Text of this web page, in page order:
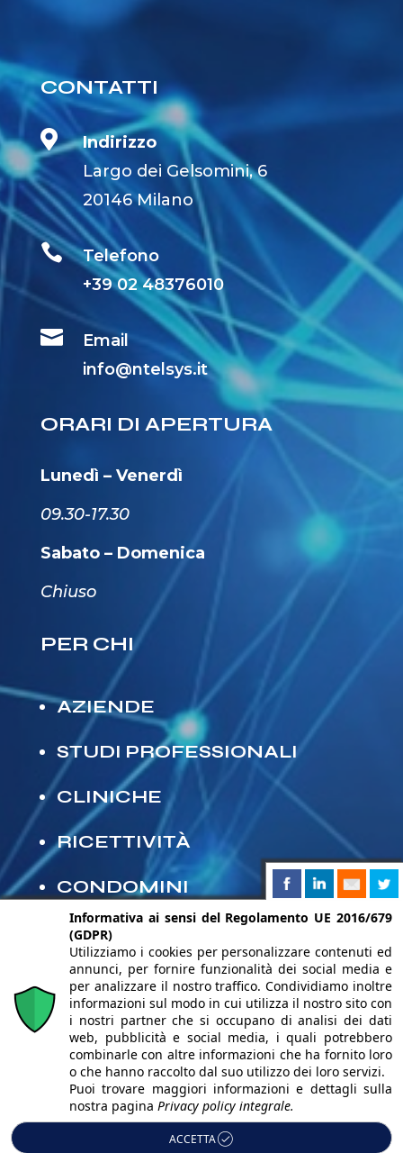
CONTATTI

Indirizzo
Largo dei Gelsomini, 6
20146 Milano

Telefono
+39 02 48376010

Email
info@ntelsys.it
ORARI DI APERTURA
Lunedì – Venerdì
09.30-17.30
Sabato – Domenica
Chiuso
PER CHI
AZIENDE
STUDI PROFESSIONALI
CLINICHE
RICETTIVITÀ
CONDOMINI
© 2025 N&TS s.r.l.– Largo dei Gelsomini 6 Milano 20146 |
P.Iva/CF 04630220962
Iscritta alla CCIAA di REA: MI – 1762313 | Capitale Sociale
Euro: 10.000,00 | PEC:info@pec.ntelsys.it –Alcune
immagini del sito sono utilizzate su licenza di
Shutterstock.com e rispettivi autori | Powered by
Informativa ai sensi del Regolamento UE 2016/679
(GDPR)
Utilizziamo i cookies per personalizzare contenuti ed
annunci, per fornire funzionalità dei social media e
per analizzare il nostro traffico. Condividiamo inoltre
informazioni sul modo in cui utilizza il nostro sito con
i nostri partner che si occupano di analisi dei dati
web, pubblicità e social media, i quali potrebbero
combinarle con altre informazioni che ha fornito loro
o che hanno raccolto dal suo utilizzo dei loro servizi.
Puoi trovare maggiori informazioni e dettagli sulla
nostra pagina Privacy policy integrale.
ACCETTA